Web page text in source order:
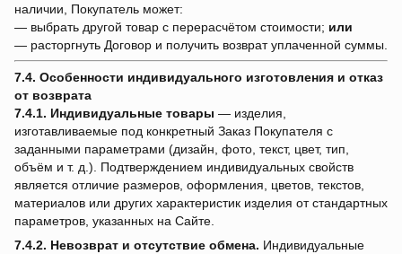
наличии, Покупатель может:
— выбрать другой товар с перерасчётом стоимости; или
— расторгнуть Договор и получить возврат уплаченной суммы.
7.4. Особенности индивидуального изготовления и отказ
от возврата
7.4.1. Индивидуальные товары — изделия,
изготавливаемые под конкретный Заказ Покупателя с
заданными параметрами (дизайн, фото, текст, цвет, тип,
объём и т. д.). Подтверждением индивидуальных свойств
является отличие размеров, оформления, цветов, текстов,
материалов или других характеристик изделия от стандартных
параметров, указанных на Сайте.
7.4.2. Невозврат и отсутствие обмена. Индивидуальные